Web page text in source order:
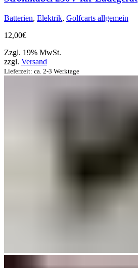
Batterien, Elektrik, Golfcarts allgemein
12,00€
Zzgl. 19% MwSt.
zzgl. Versand
Lieferzeit: ca. 2-3 Werktage